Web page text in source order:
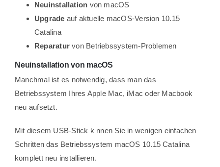
Neuinstallation von macOS
Upgrade auf aktuelle macOS-Version 10.15
Catalina
Reparatur von Betriebssystem-Problemen
Neuinstallation von macOS
Manchmal ist es notwendig, dass man das
Betriebssystem Ihres Apple Mac, iMac oder Macbook
neu aufsetzt.
Mit diesem USB-Stick k nnen Sie in wenigen einfachen
Schritten das Betriebssystem macOS 10.15 Catalina
komplett neu installieren.